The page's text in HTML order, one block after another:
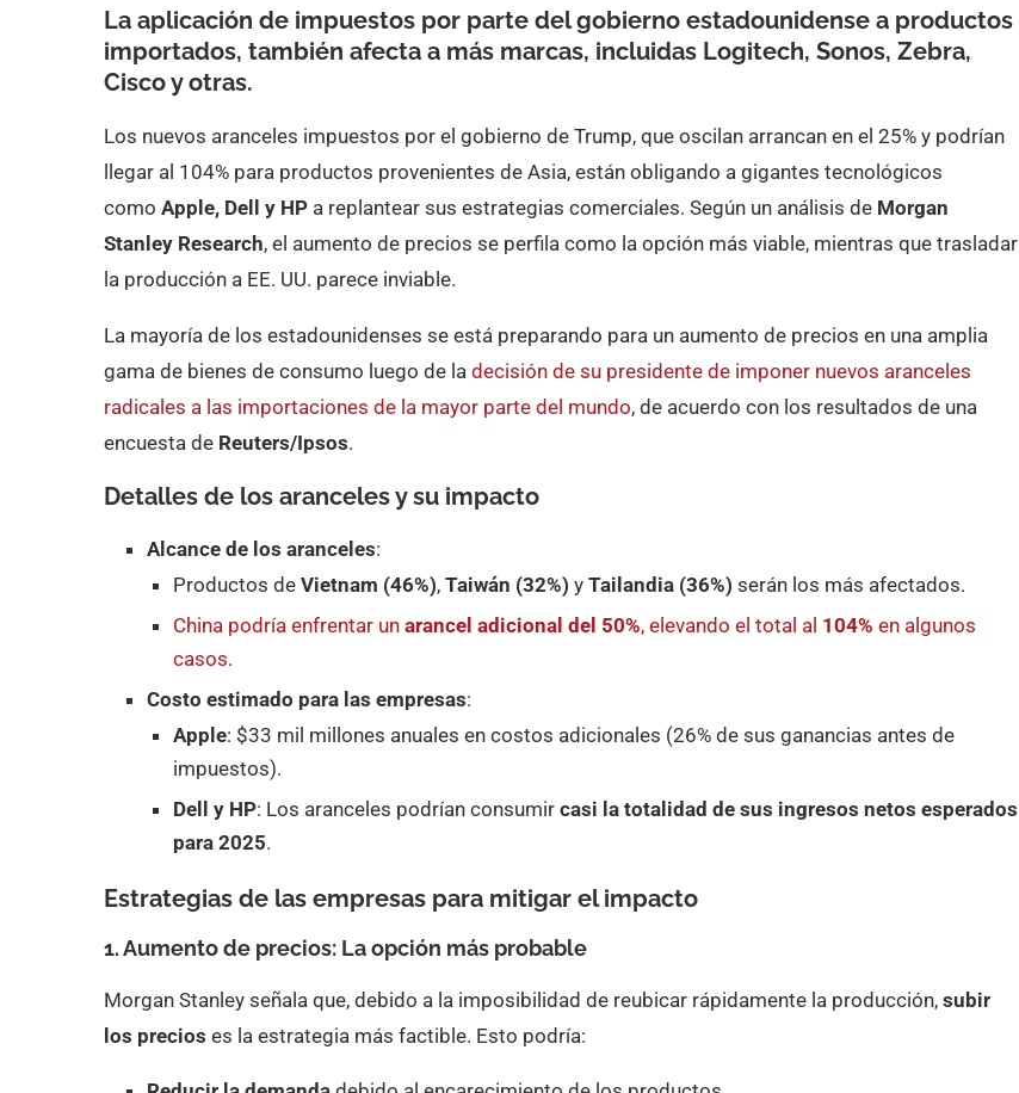
La aplicación de impuestos por parte del gobierno estadounidense a productos
importados, también afecta a más marcas, incluidas Logitech, Sonos, Zebra,
Cisco y otras.
Los nuevos aranceles impuestos por el gobierno de Trump, que oscilan arrancan en el 25% y podrían
llegar al 104% para productos provenientes de Asia, están obligando a gigantes tecnológicos
como Apple, Dell y HP a replantear sus estrategias comerciales. Según un análisis de Morgan
Stanley Research, el aumento de precios se perfila como la opción más viable, mientras que trasladar
la producción a EE. UU. parece inviable.
La mayoría de los estadounidenses se está preparando para un aumento de precios en una amplia
gama de bienes de consumo luego de la decisión de su presidente de imponer nuevos aranceles
radicales a las importaciones de la mayor parte del mundo, de acuerdo con los resultados de una
encuesta de Reuters/Ipsos.
Detalles de los aranceles y su impacto
Alcance de los aranceles:
Productos de Vietnam (46%), Taiwán (32%) y Tailandia (36%) serán los más afectados.
China podría enfrentar un arancel adicional del 50%, elevando el total al 104% en algunos
casos.
Costo estimado para las empresas:
Apple: $33 mil millones anuales en costos adicionales (26% de sus ganancias antes de
impuestos).
Dell y HP: Los aranceles podrían consumir casi la totalidad de sus ingresos netos esperados
para 2025.
Estrategias de las empresas para mitigar el impacto
1. Aumento de precios: La opción más probable
Morgan Stanley señala que, debido a la imposibilidad de reubicar rápidamente la producción, subir
los precios es la estrategia más factible. Esto podría: